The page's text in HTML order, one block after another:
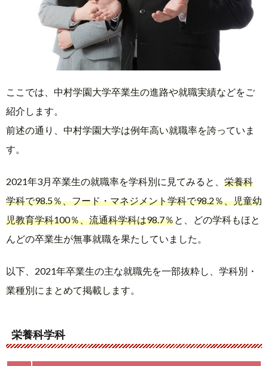
ここでは、中村学園大学卒業生の進路や就職実績などをご
紹介します。
前述の通り、中村学園大学は例年高い就職率を誇っていま
す。
2021年3月卒業生の就職率を学科別に見てみると、 栄養科
学科で98.5％、フード・マネジメント学科で98.2％、児童幼
児教育学科100％、流通科学科は98.7％と、どの学科もほと
んどの卒業生が無事就職を果たしていました。
以下、2021年卒業生の主な就職先を一部抜粋し、学科別・
業種別にまとめて掲載します。
栄養科学科